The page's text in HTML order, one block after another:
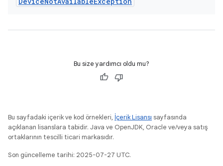
Bu size yardımcı oldu mu?
Bu sayfadaki içerik ve kod örnekleri, İçerik Lisansı sayfasında
açıklanan lisanslara tabidir. Java ve OpenJDK, Oracle ve/veya satış
ortaklarının tescilli ticari markasıdır.
Son güncelleme tarihi: 2025-07-27 UTC.